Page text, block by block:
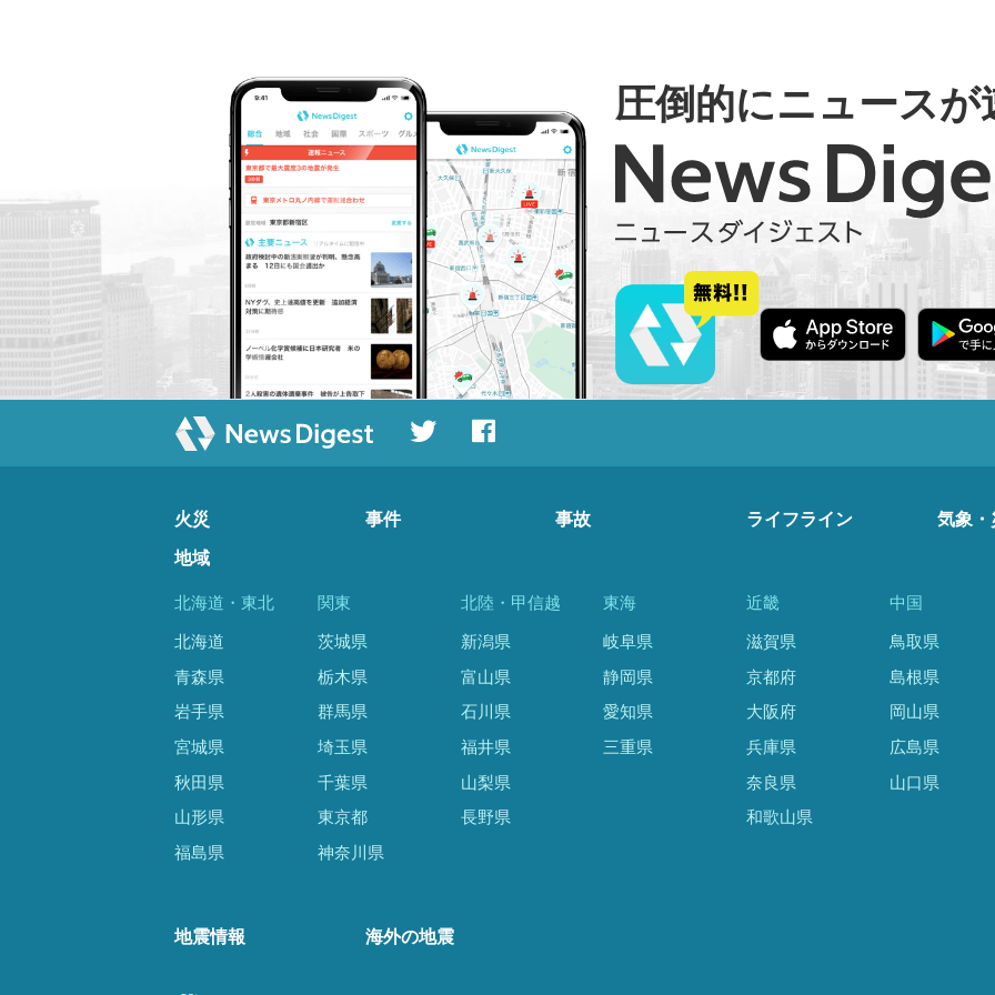
圧倒的にニュースが
火災 事件 事故 ライフライン 気象・
地域
北海道・東北
北海道
青森県
岩手県
宮城県
秋田県
山形県
福島県
関東
茨城県
栃木県
群馬県
埼玉県
千葉県
東京都
神奈川県
北陸・甲信越
新潟県
富山県
石川県
福井県
山梨県
長野県
東海
岐阜県
静岡県
愛知県
三重県
近畿
滋賀県
京都府
大阪府
兵庫県
奈良県
和歌山県
中国
鳥取県
島根県
岡山県
広島県
山口県
地震情報 海外の地震